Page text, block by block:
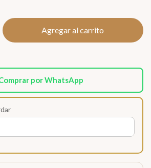
por WhatsApp